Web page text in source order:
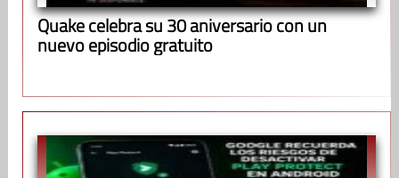
Quake celebra su 30 aniversario con un
nuevo episodio gratuito